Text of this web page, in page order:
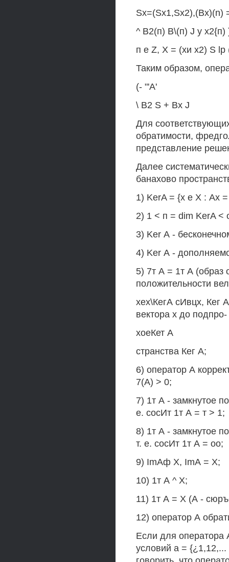
Sx=(Sx1,Sx2),(Bx)(n)
^ В2(п) В\(п) J у х2{п)
п е Z, X = (хи х2) S
Таким образом,
(- "'А'
\ В2 S + Bx J
Для
обратимости,
представление
Далее
банахово
1) KerA = {х е X : Ах
2) 1 < п = dim KerA <
3) Ker А -
4) Ker А -
5) 7т А = 1т А (образ
положительности
хех\КегА сИвцх, Кег
вектора х до подпро-
хоеКет А
странства Кег А;
6) оператор А
7(А) > 0;
7) 1т А - замкнутое
е. сосИт 1т А = т > 1;
8) 1т А - замкнутое
т. е. сосИт 1т А = оо;
9) ImАф X, ImА = X;
10) 1т А ^ X;
11) 1т А = X (А -
12) оператор А
Если для оператора
условий а = {¿1,12,...